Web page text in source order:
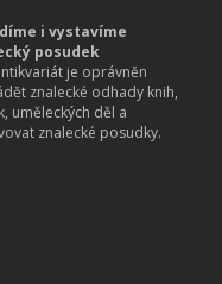
i vystavíme
posudek
je oprávněn
znalecké odhady knih,
uměleckých děl a
znalecké posudky.